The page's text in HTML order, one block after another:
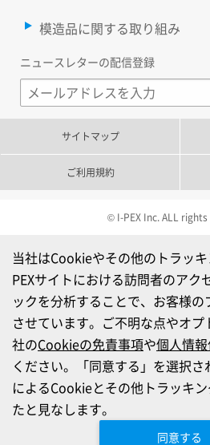
模造品に関する取り組み
ニュースレターの配信登録
サイトマップ
ご利用規約
© I-PEX Inc. ALL
当社はCookieやその他のトラッ
PEXサイトにおける訪問者のアク
ックを分析することで、お客様
させています。ご不明な点やオ
社のCookieの免責事項や個人情
ください。「同意する」を選択
によるCookieとその他トラッキ
たと見なします。
同意する